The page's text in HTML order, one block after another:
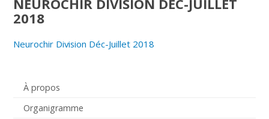
À propos
Organigramme
2018
Neurochir Division Déc-Juillet 2018